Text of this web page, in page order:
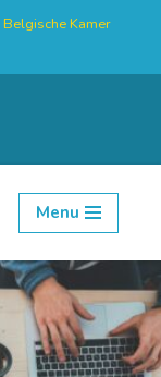
Belgische Kamer
Menu